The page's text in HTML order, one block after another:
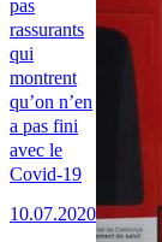
pas
rassurants
qui
montrent
qu’on n’en
a pas fini
avec le
Covid-19
10.07.2020